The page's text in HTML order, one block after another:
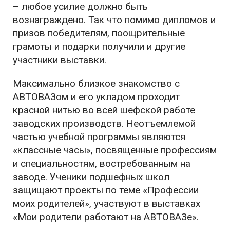
– любое усилие должно быть
вознаграждено. Так что помимо дипломов и
призов победителям, поощрительные
грамоты и подарки получили и другие
участники выставки.
Максимально близкое знакомство с
АВТОВАЗом и его укладом проходит
красной нитью во всей шефской работе
заводских производств. Неотъемлемой
частью учебной программы являются
«классные часы», посвященные профессиям
и специальностям, востребованным на
заводе. Ученики подшефных школ
защищают проекты по теме «Профессии
моих родителей», участвуют в выставках
«Мои родители работают на АВТОВАЗе».